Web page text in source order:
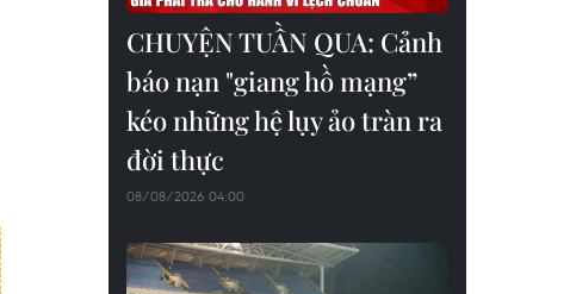
CHUYỆN TUẦN QUA: Cảnh
báo nạn "giang hồ mạng”
kéo những hệ lụy ảo tràn ra
đời thực
08/08/2026 04:00